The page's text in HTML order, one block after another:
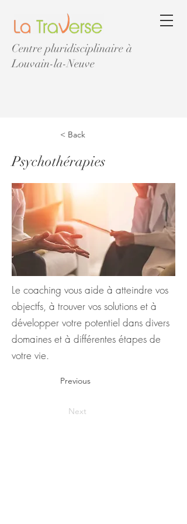
Centre pluridisciplinaire à
Louvain-la-Neuve
< Back
Psychothérapies
Le coaching vous aide à atteindre vos
objectfs, à trouver vos solutions et à
développer votre potentiel dans divers
domaines et à différentes étapes de
votre vie.
Previous
Next